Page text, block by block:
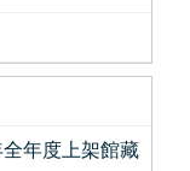
年度上架館藏